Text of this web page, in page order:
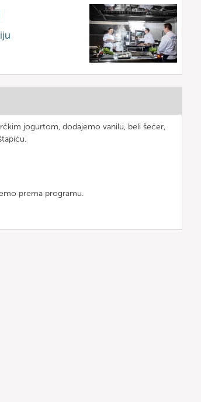
jogurtom, dodajemo vanilu, beli šećer,
prema programu.